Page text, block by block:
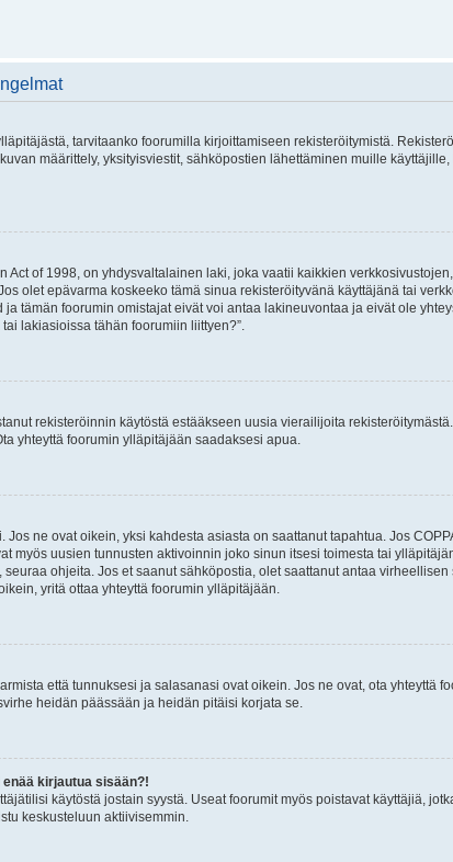
tarvitaanko foorumilla kirjoittamiseen rekisteröitymistä.
määrittely, yksityisviestit, sähköpostien lähettäminen muille
Act of 1998, on yhdysvaltalainen laki, joka vaatii kaikkien
olet epävarma koskeeko tämä sinua rekisteröityvänä käyttäjänä tai
tämän foorumin omistajat eivät voi antaa lakineuvontaa ja eivät ole
lakiasioissa tähän foorumiin liittyen?”.
rekisteröinnin käytöstä estääkseen uusia vierailijoita
yhteyttä foorumin ylläpitäjään saadaksesi apua.
ne ovat oikein, yksi kahdesta asiasta on saattanut tapahtua. Jos
myös uusien tunnusten aktivoinnin joko sinun itsesi toimesta tai
ohjeita. Jos et saanut sähköpostia, olet saattanut antaa
yritä ottaa yhteyttä foorumin ylläpitäjään.
että tunnuksesi ja salasanasi ovat oikein. Jos ne ovat, ota yhteyttä
heidän päässään ja heidän pitäisi korjata se.
kirjautua sisään?!
käytöstä jostain syystä. Useat foorumit myös poistavat käyttäjiä,
keskusteluun aktiivisemmin.